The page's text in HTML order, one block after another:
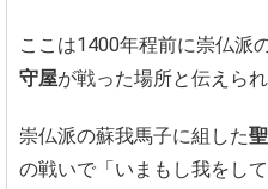
ここは1400年程前に崇仏派
守屋が戦った場所と伝えられ
崇仏派の蘇我馬子に組した
の戦いで「いまもし我をし